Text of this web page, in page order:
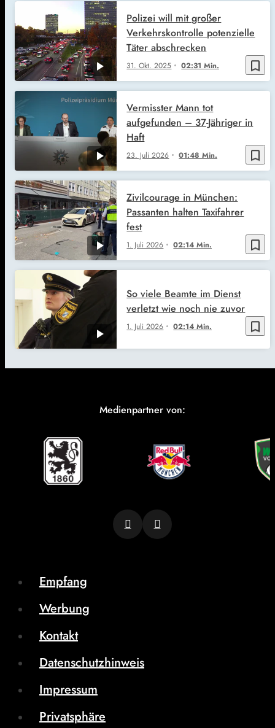
bookmark_border
31. Okt. 2025 02:31 Min.
Polizei will mit großer
Verkehrskontrolle potenzielle
Täter abschrecken
bookmark_border
23. Juli 2026 01:48 Min.
Vermisster Mann tot
aufgefunden – 37-Jähriger in
Haft
bookmark_border
1. Juli 2026 02:14 Min.
Zivilcourage in München:
Passanten halten Taxifahrer
fest
bookmark_border
1. Juli 2026 02:14 Min.
So viele Beamte im Dienst
verletzt wie noch nie zuvor
Medienpartner von:
Empfang
Werbung
Kontakt
Datenschutzhinweis
Impressum
Privatsphäre